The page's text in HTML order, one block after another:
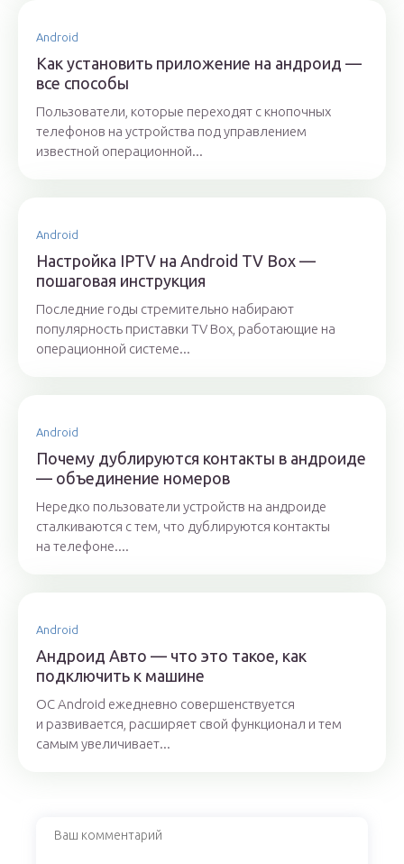
Android
Как установить приложение на андроид —
все способы
Пользователи, которые переходят с кнопочных
телефонов на устройства под управлением
известной операционной...
Android
Настройка IPTV на Android TV Box —
пошаговая инструкция
Последние годы стремительно набирают
популярность приставки TV Box, работающие на
операционной системе...
Android
Почему дублируются контакты в андроиде
— объединение номеров
Нередко пользователи устройств на андроиде
сталкиваются с тем, что дублируются контакты
на телефоне....
Android
Андроид Авто — что это такое, как
подключить к машине
OC Android ежедневно совершенствуется
и развивается, расширяет свой функционал и тем
самым увеличивает...